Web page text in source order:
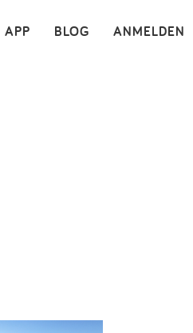
ANMELDEN
BLOG
APP ×